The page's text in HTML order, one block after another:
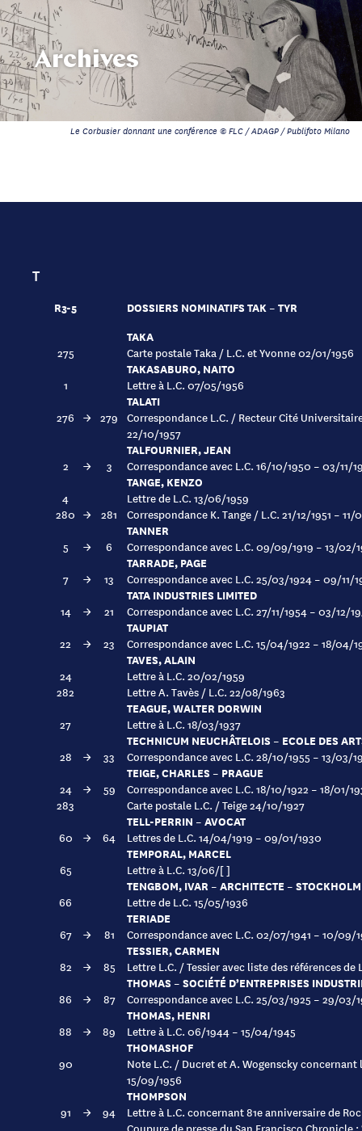
Archives
Le Corbusier donnant une conférence © FLC / ADAGP / Publifoto Milano
T
R3-5
DOSSIERS NOMINATIFS TAK – TYR
TAKA
275 Carte postale Taka / L.C. et Yvonne 02/01/1956
TAKASABURO, NAITO
1 Lettre à L.C. 07/05/1956
TALATI
276 → 279 Correspondance L.C. / Recteur Cité
22/10/1957
TALFOURNIER, JEAN
2 → 3 Correspondance avec L.C. 16/10/1950 – 03/11/
TANGE, KENZO
4
Lettre de L.C. 13/06/1959
280 → 281 Correspondance K. Tange / L.C. 21/12/1951 – 11/
TANNER
5 → 6 Correspondance avec L.C. 09/09/1919 – 13/02/
TARRADE, PAGE
7 → 13 Correspondance avec L.C. 25/03/1924 – 09/11/
TATA INDUSTRIES LIMITED
14 → 21 Correspondance avec L.C. 27/11/1954 – 03/12/
TAUPIAT
22 → 23 Correspondance avec L.C. 15/04/1922 – 18/04/
TAVES, ALAIN
24
Lettre à L.C. 20/02/1959
282
Lettre A. Tavès / L.C. 22/08/1963
TEAGUE, WALTER DORWIN
27 Lettre à L.C. 18/03/1937
TECHNICUM NEUCHÂTELOIS – ECOLE DES
28 → 33 Correspondance avec L.C. 28/10/1955 – 13/03/
TEIGE, CHARLES – PRAGUE
24 → 59
Correspondance avec L.C. 18/10/1922 – 18/01/
283
Carte postale L.C. / Teige 24/10/1927
TELL-PERRIN – AVOCAT
60 → 64 Lettres de L.C. 14/04/1919 – 09/01/1930
TEMPORAL, MARCEL
65 Lettre à L.C. 13/06/[ ]
TENGBOM, IVAR – ARCHITECTE – STOCKHOLM
66 Lettre de L.C. 15/05/1936
TERIADE
67 → 81 Correspondance avec L.C. 02/07/1941 – 10/09/
TESSIER, CARMEN
82 → 85 Lettre L.C. / Tessier avec liste des références de
THOMAS – SOCIÉTÉ D’ENTREPRISES
86 → 87 Correspondance avec L.C. 25/03/1925 – 29/03/
THOMAS, HENRI
88 → 89 Lettre à L.C. 06/1944 – 15/04/1945
THOMASHOF
90
Note L.C. / Ducret et A. Wogenscky
15/09/1956
THOMPSON
91 → 94
Lettre à L.C. concernant 81e anniversaire de
Coupure de presse du San Francisco Chronicle